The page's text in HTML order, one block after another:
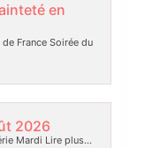
en
France Soirée du
2026
Mardi Lire plus…